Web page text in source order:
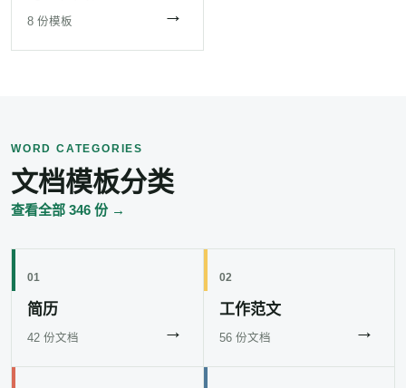
8 份模板 →
WORD CATEGORIES
文档模板分类
查看全部 346 份 →
01
简历
42 份文档 →
02
工作范文
56 份文档 →